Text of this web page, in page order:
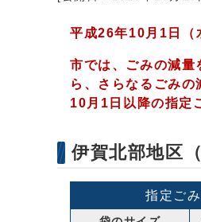
平成26年10月1日（
市では、ごみの減量
ら、さらなるごみ
10月1日以降の指定
伊賀北部地区
指定ご